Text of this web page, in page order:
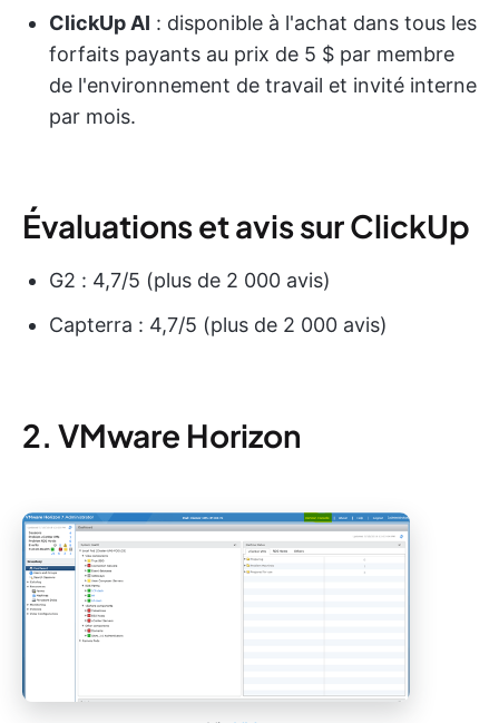
ClickUp AI : disponible à l'achat dans tous les
forfaits payants au prix de 5 $ par membre
de l'environnement de travail et invité interne
par mois.
Évaluations et avis sur ClickUp
G2 : 4,7/5 (plus de 2 000 avis)
Capterra : 4,7/5 (plus de 2 000 avis)
2. VMware Horizon